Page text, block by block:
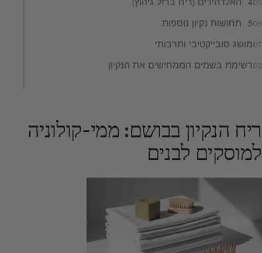
5. תחושות נקיון נוספות
מושג סובייקטיבי ותרבותי
רשימת בשמים הממחישים את הנקיון
ריח הנקיון בבושם: ממי-קולוניה
למוסקים לבנים